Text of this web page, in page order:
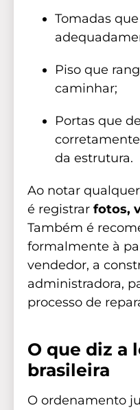
Tomadas
Piso que
caminhar;
Portas que
da estrutura.
Ao notar
é registrar fotos,
Também é
formalmente à
vendedor, a
administradora,
processo de
O que diz a
brasileira
O ordenamento